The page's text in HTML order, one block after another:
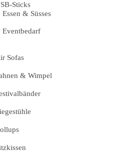
Sticks
Essen & Süsses
Eventbedarf
Sofas
& Wimpel